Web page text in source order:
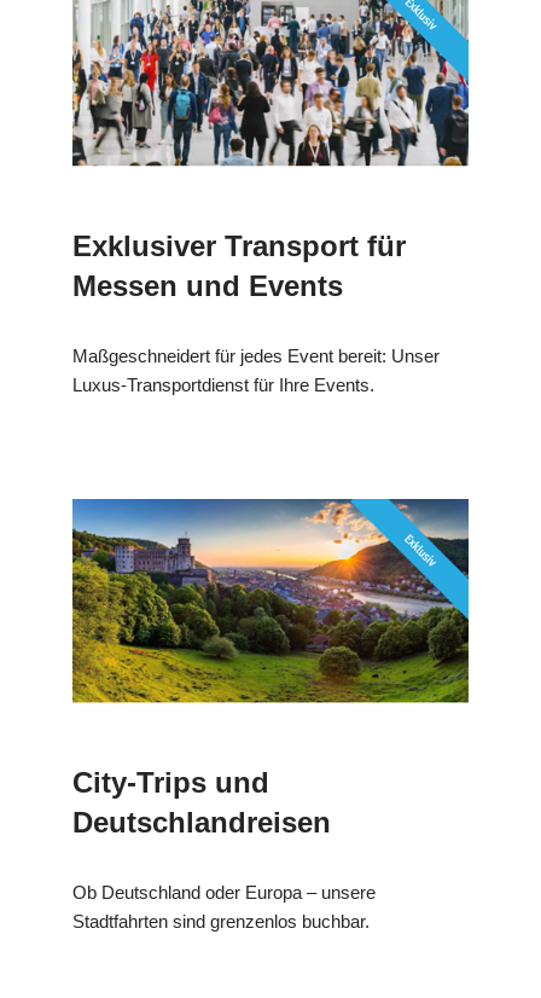
Exklusiver Transport für
Messen und Events
Maßgeschneidert für jedes Event bereit: Unser
Luxus-Transportdienst für Ihre Events.
City-Trips und
Deutschlandreisen
Ob Deutschland oder Europa – unsere
Stadtfahrten sind grenzenlos buchbar.